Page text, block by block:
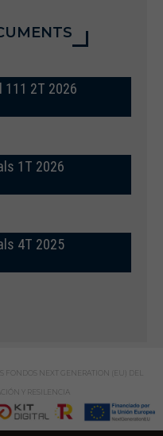
2T 2026
1T 2026
4T 2025
FONDOS NEXT GENERATION (EU) DEL
Y RESILENCIA